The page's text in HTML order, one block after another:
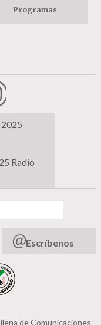
Programas
Radio
Escríbenos
de Comunicaciones